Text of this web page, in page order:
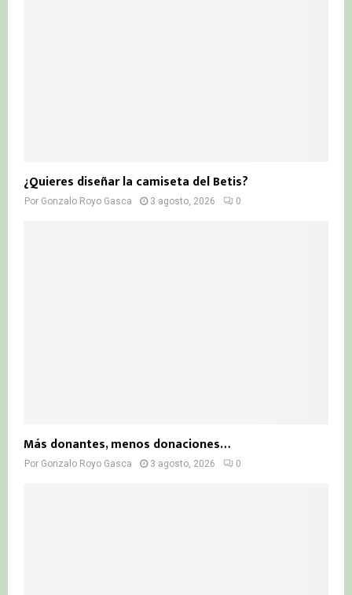
¿Quieres diseñar la camiseta del Betis?
Por Gonzalo Royo Gasca 3 agosto, 2026 0
Más donantes, menos donaciones…
Por Gonzalo Royo Gasca 3 agosto, 2026 0